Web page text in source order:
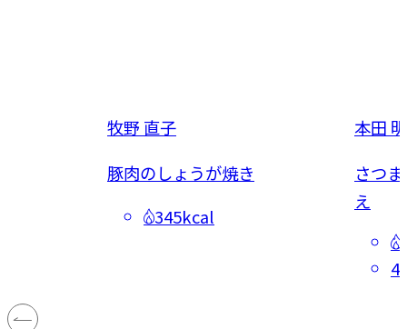
牧野 直子
豚肉のしょうが焼き
345kcal
本田
さつ
え